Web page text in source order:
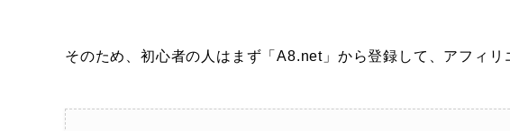
そのため、初心者の人はまず「A8.net」から登録して、アフィリ